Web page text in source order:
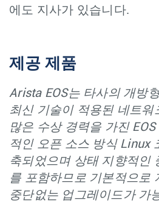
에도 지사가 있습니다.
제공 제품
Arista EOS는 타사의 개방
최신 기술이 적용된 네트워
많은 수상 경력을 가진
적인 오픈 소스 방식 Linux
축되었으며 상태 지향적인
를 포함하므로 기본적으로
중단없는 업그레이드가 가